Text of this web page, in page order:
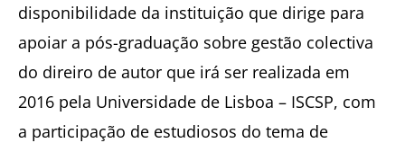
disponibilidade da instituição que dirige para
apoiar a pós-graduação sobre gestão colectiva
do direiro de autor que irá ser realizada em
2016 pela Universidade de Lisboa – ISCSP, com
a participação de estudiosos do tema de